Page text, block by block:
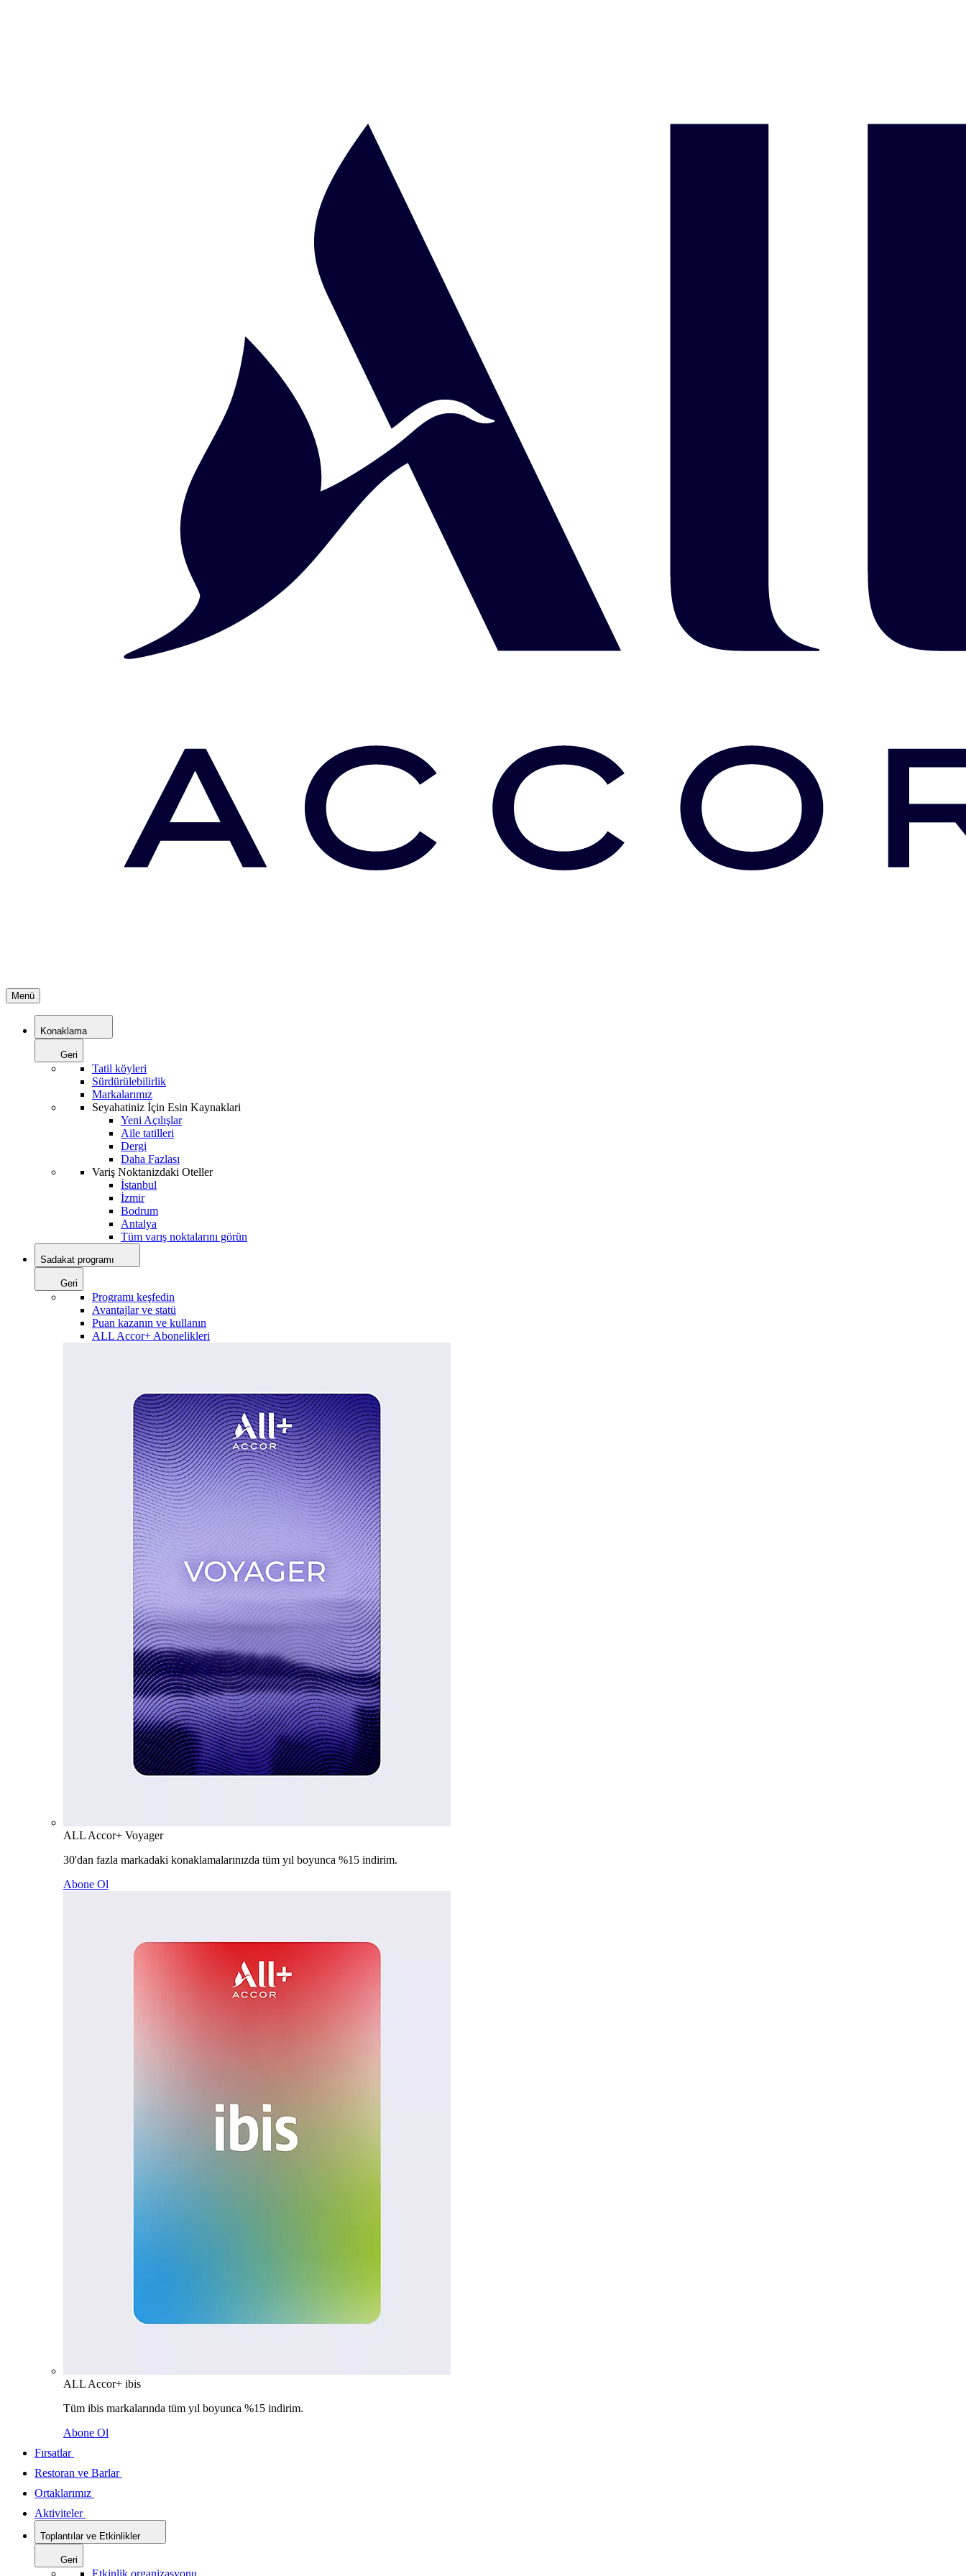
Menü
Konaklama
Geri
Tatil köyleri
Sürdürülebilirlik
Markalarımız
Seyahatiniz İçin Esin Kaynaklari
Yeni Açılışlar
Aile tatilleri
Dergi
Daha Fazlası
Variş Noktanizdaki Oteller
İstanbul
İzmir
Bodrum
Antalya
Tüm varış noktalarını görün
Sadakat programı
Geri
Programı keşfedin
Avantajlar ve statü
Puan kazanın ve kullanın
ALL Accor+ Abonelikleri
ALL Accor+ Voyager
30'dan fazla markadaki konaklamalarınızda tüm yıl boyunca %15 indirim.
Abone Ol
ALL Accor+ ibis
Tüm ibis markalarında tüm yıl boyunca %15 indirim.
Abone Ol
Fırsatlar
Restoran ve Barlar
Ortaklarımız
Aktiviteler
Toplantılar ve Etkinlikler
Geri
Etkinlik organizasyonu